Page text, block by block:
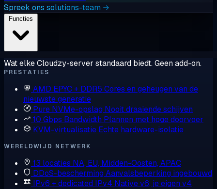
Spreek ons solutions-team →
Wat elke Cloudzy-server standaard biedt. Geen add-on.
PRESTATIES
AMD EPYC + DDR5 Cores en geheugen van de
nieuwste generatie
Pure NVMe-opslag Nooit draaiende schijven
10 Gbps Bandwidth Plannen met hoge doorvoer
KVM-virtualisatie Echte hardware-isolatie
WERELDWIJD NETWERK
13 locaties NA, EU, Midden-Oosten, APAC
DDoS-bescherming Aanvalsbeperking ingebouwd
IPv6 + dedicated IPv4 Native v6, je eigen v4